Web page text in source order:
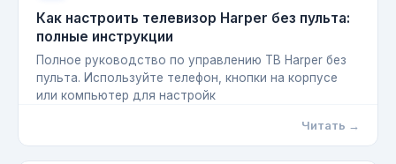
Как настроить телевизор Harper без пульта:
полные инструкции
Полное руководство по управлению ТВ Harper без
пульта. Используйте телефон, кнопки на корпусе
или компьютер для настройк
Читать →